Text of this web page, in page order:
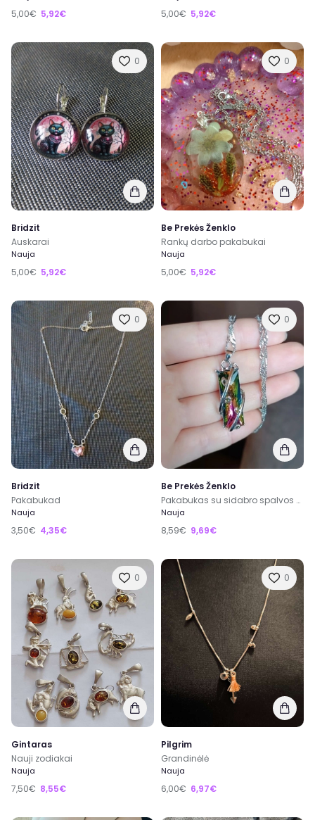
5,00€ 5,92€ 5,00€ 5,92€
0
Bridzit
Auskarai
Nauja
5,00€ 5,92€
0
Be Prekės Ženklo
Rankų darbo pakabukai
Nauja
5,00€ 5,92€
0
Bridzit
Pakabukad
Nauja
3,50€ 4,35€
0
Be Prekės Ženklo
Pakabukas su sidabro spalvos grandinele.
Nauja
8,59€ 9,69€
0
Gintaras
Nauji zodiakai
Nauja
7,50€ 8,55€
0
Pilgrim
Grandinėlė
Nauja
6,00€ 6,97€